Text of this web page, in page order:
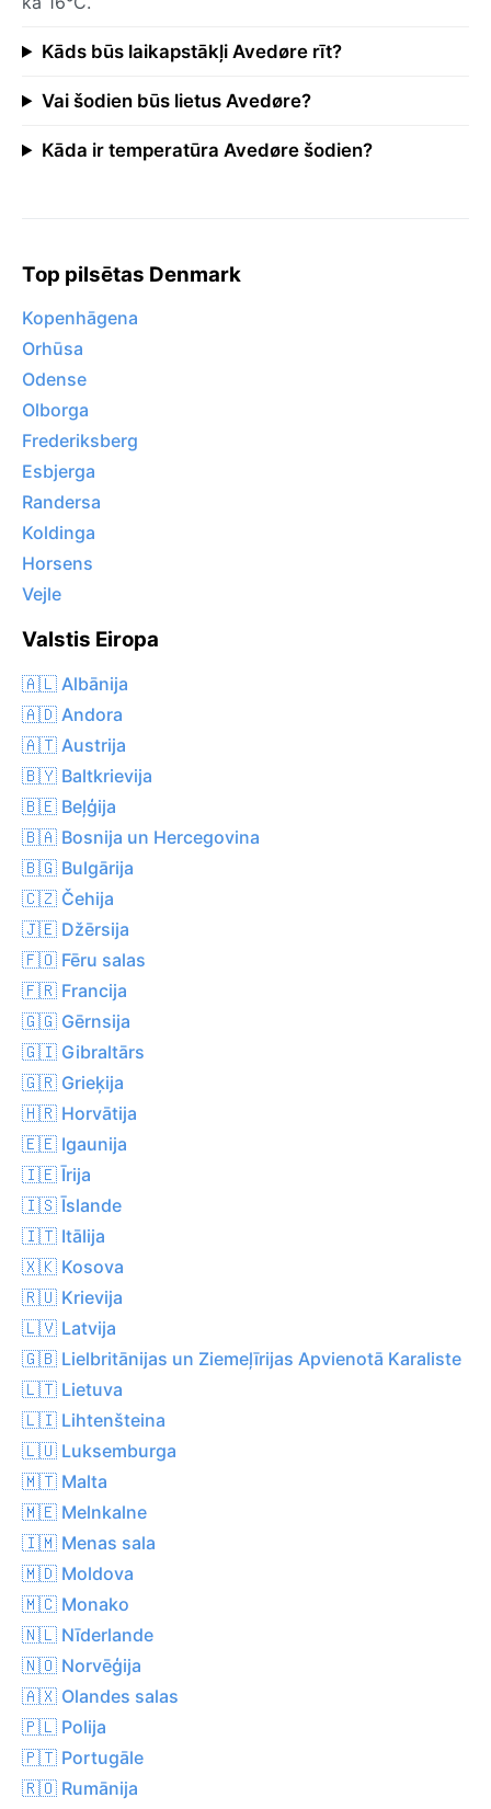
Kāds būs laikapstākļi Avedøre rīt?
Vai šodien būs lietus Avedøre?
Kāda ir temperatūra Avedøre šodien?
Top pilsētas Denmark
Kopenhāgena
Orhūsa
Odense
Olborga
Frederiksberg
Esbjerga
Randersa
Koldinga
Horsens
Vejle
Valstis Eiropa
🇦🇱 Albānija
🇦🇩 Andora
🇦🇹 Austrija
🇧🇾 Baltkrievija
🇧🇪 Beļģija
🇧🇦 Bosnija un Hercegovina
🇧🇬 Bulgārija
🇨🇿 Čehija
🇯🇪 Džērsija
🇫🇴 Fēru salas
🇫🇷 Francija
🇬🇬 Gērnsija
🇬🇮 Gibraltārs
🇬🇷 Grieķija
🇭🇷 Horvātija
🇪🇪 Igaunija
🇮🇪 Īrija
🇮🇸 Īslande
🇮🇹 Itālija
🇽🇰 Kosova
🇷🇺 Krievija
🇱🇻 Latvija
🇬🇧 Lielbritānijas un Ziemeļīrijas Apvienotā Karaliste
🇱🇹 Lietuva
🇱🇮 Lihtenšteina
🇱🇺 Luksemburga
🇲🇹 Malta
🇲🇪 Melnkalne
🇮🇲 Menas sala
🇲🇩 Moldova
🇲🇨 Monako
🇳🇱 Nīderlande
🇳🇴 Norvēģija
🇦🇽 Olandes salas
🇵🇱 Polija
🇵🇹 Portugāle
🇷🇴 Rumānija